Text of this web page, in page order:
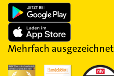
Mehrfach ausgezeichnet